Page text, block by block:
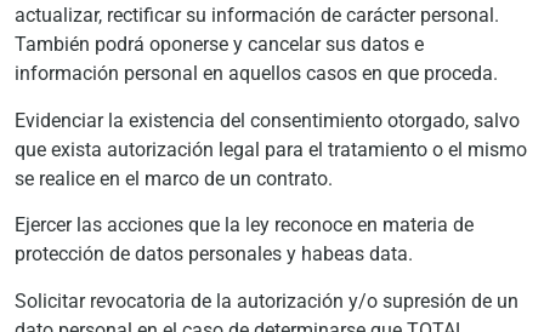
actualizar, rectificar su información de carácter personal.
También podrá oponerse y cancelar sus datos e
información personal en aquellos casos en que proceda.
Evidenciar la existencia del consentimiento otorgado, salvo
que exista autorización legal para el tratamiento o el mismo
se realice en el marco de un contrato.
Ejercer las acciones que la ley reconoce en materia de
protección de datos personales y habeas data.
Solicitar revocatoria de la autorización y/o supresión de un